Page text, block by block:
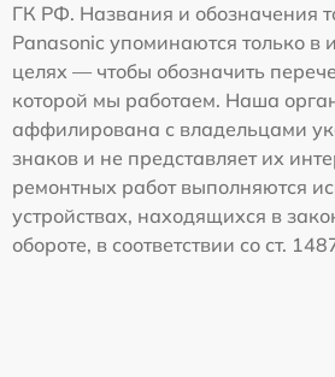
ГК РФ. Названия и обозначения
Panasonic упоминаются только
целях — чтобы обозначить
которой мы работаем. Наша
аффилирована с владельцами
знаков и не представляет их
ремонтных работ выполняются
устройствах, находящихся в
обороте, в соответствии со ст.